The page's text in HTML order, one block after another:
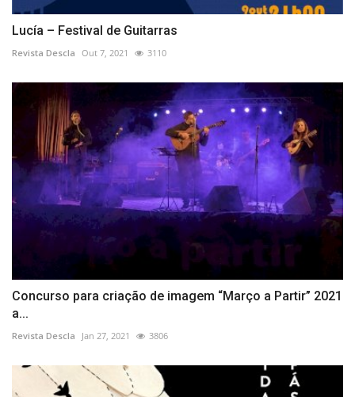
Lucía – Festival de Guitarras
Revista Descla Out 7, 2021 3110
Concurso para criação de imagem “Março a Partir” 2021
a...
Revista Descla Jan 27, 2021 3806